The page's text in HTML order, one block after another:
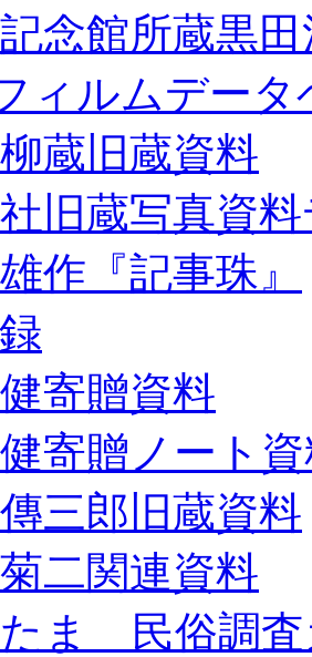
念館所蔵黒
ィルムデータ
蔵旧蔵資料
旧蔵写真資
作『記事珠』
寄贈資料
寄贈ノート
三郎旧蔵資料
二関連資料
ま 民俗調査